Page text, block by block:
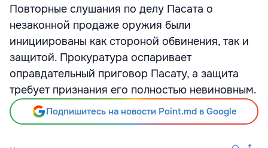
Повторные слушания по делу Пасата о
незаконной продаже оружия были
инициированы как стороной обвинения, так и
защитой. Прокуратура оспаривает
оправдательный приговор Пасату, а защита
требует признания его полностью невиновным.
Подпишитесь на новости Point.md в Google